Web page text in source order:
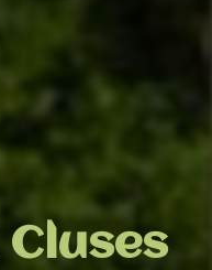
Cluses